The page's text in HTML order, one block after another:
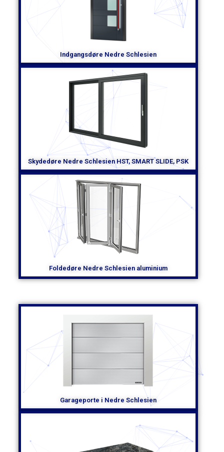
Indgangsdøre Nedre Schlesien
Skydedøre Nedre Schlesien HST, SMART SLIDE, PSK
Foldedøre Nedre Schlesien aluminium
Garageporte i Nedre Schlesien